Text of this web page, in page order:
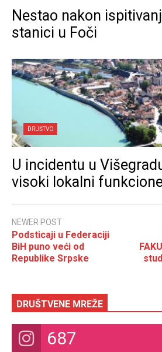
Nestao nakon
stanici u Foči
DRUŠTVO
U incidentu u
visoki lokalni
NEWER POST
Podsticaji u Federaciji
BiH puno veći od
Republike Srpske
DRUŠTVENE MREŽE
687